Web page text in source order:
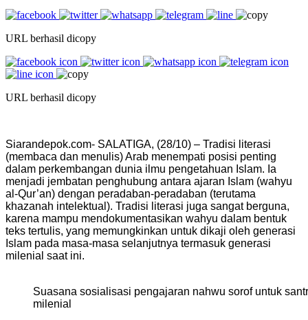
URL berhasil dicopy
URL berhasil dicopy
Siarandepok.com- SALATIGA, (28/10) – Tradisi literasi
(membaca dan menulis) Arab menempati posisi penting
dalam perkembangan dunia ilmu pengetahuan Islam. Ia
menjadi jembatan penghubung antara ajaran Islam (wahyu
al-Qur’an) dengan peradaban-peradaban (terutama
khazanah intelektual). Tradisi literasi juga sangat berguna,
karena mampu mendokumentasikan wahyu dalam bentuk
teks tertulis, yang memungkinkan untuk dikaji oleh generasi
Islam pada masa-masa selanjutnya termasuk generasi
milenial saat ini.
Suasana sosialisasi pengajaran nahwu sorof untuk
milenial